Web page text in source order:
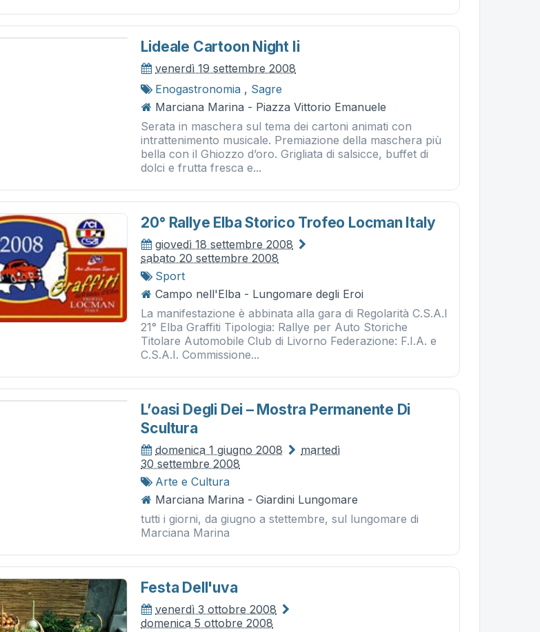
Lideale Cartoon Night Ii
venerdì 19 settembre 2008
Enogastronomia , Sagre
Marciana Marina - Piazza Vittorio Emanuele
Serata in maschera sul tema dei cartoni animati con
intrattenimento musicale. Premiazione della maschera più
bella con il Ghiozzo d’oro. Grigliata di salsicce, buffet di
dolci e frutta fresca e...
20° Rallye Elba Storico Trofeo Locman Italy
giovedì 18 settembre 2008
sabato 20 settembre 2008
Sport
Campo nell'Elba - Lungomare degli Eroi
La manifestazione è abbinata alla gara di Regolarità C.S.A.I
21° Elba Graffiti Tipologia: Rallye per Auto Storiche
Titolare Automobile Club di Livorno Federazione: F.I.A. e
C.S.A.I. Commissione...
L’oasi Degli Dei – Mostra Permanente Di
Scultura
domenica 1 giugno 2008
martedì
30 settembre 2008
Arte e Cultura
Marciana Marina - Giardini Lungomare
tutti i giorni, da giugno a stettembre, sul lungomare di
Marciana Marina
Festa Dell'uva
venerdì 3 ottobre 2008
domenica 5 ottobre 2008